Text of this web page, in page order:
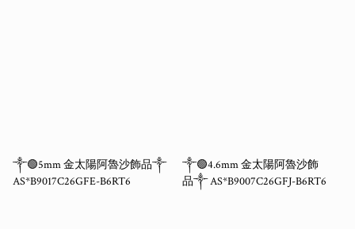
༒🟢5mm 金太陽阿魯沙飾品༒
AS*B9017C26GFE-B6RT6
༒🟢4.6mm 金太陽阿魯沙飾
品༒ AS*B9007C26GFJ-B6RT6